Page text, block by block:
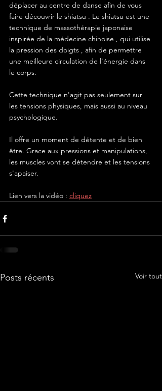
déplacer au centre de danse afin de vous
faire découvrir le shiatsu . Le shiatsu est une
technique de massothérapie japonaise
inspirée de la médecine chinoise , qui utilise
la pression des doigts , afin de permettre
une meilleure circulation de l'énergie dans
le corps.
Cette technique n'agit pas seulement sur
les tensions physiques, mais aussi au niveau
psychologique.
Il offre un moment de détente et de bien
être. Grace aux pressions et manipulations,
les muscles vont se détendre et les tensions
s'apaiser.
Lien vers la vidéo : cliquez
Posts récents Voir tout